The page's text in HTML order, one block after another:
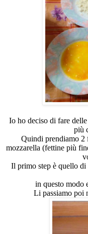
Io ho deciso di fare
più
Quindi prendiamo 2
mozzarella (fettine più
Il primo step è quello
in questo modo
Li passiamo poi